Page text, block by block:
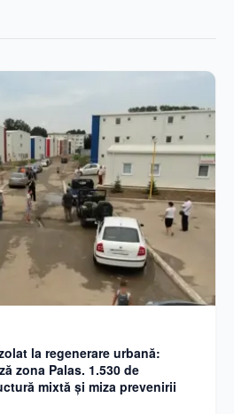
la regenerare urbană:
zona Palas. 1.530 de
mixtă și miza prevenirii